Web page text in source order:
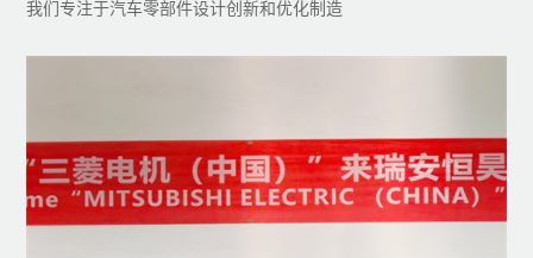
我们专注于汽车零部件设计创新和优化制造